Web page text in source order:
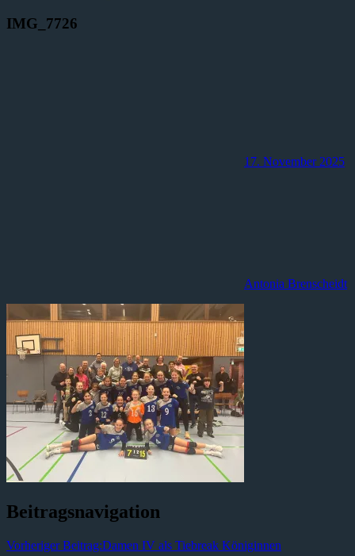
IMG_7726
17. November 2025
Antonia Brenscheidt
Beitragsnavigation
Vorheriger Beitrag:Damen IV als Tiebreak Königinnen